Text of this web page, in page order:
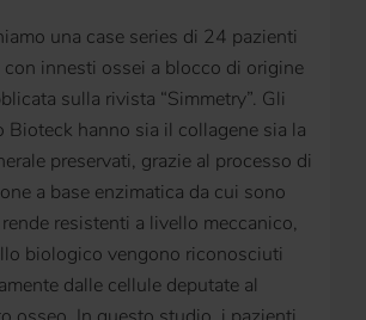
una case series di 24 pazienti
innesti ossei a blocco di origine
sulla rivista “Simmetry”. Gli
Bioteck hanno sia il collagene sia la
preservati, grazie al processo di
a base enzimatica da cui sono
resistenti a livello meccanico,
biologico vengono riconosciuti
dalle cellule deputate al